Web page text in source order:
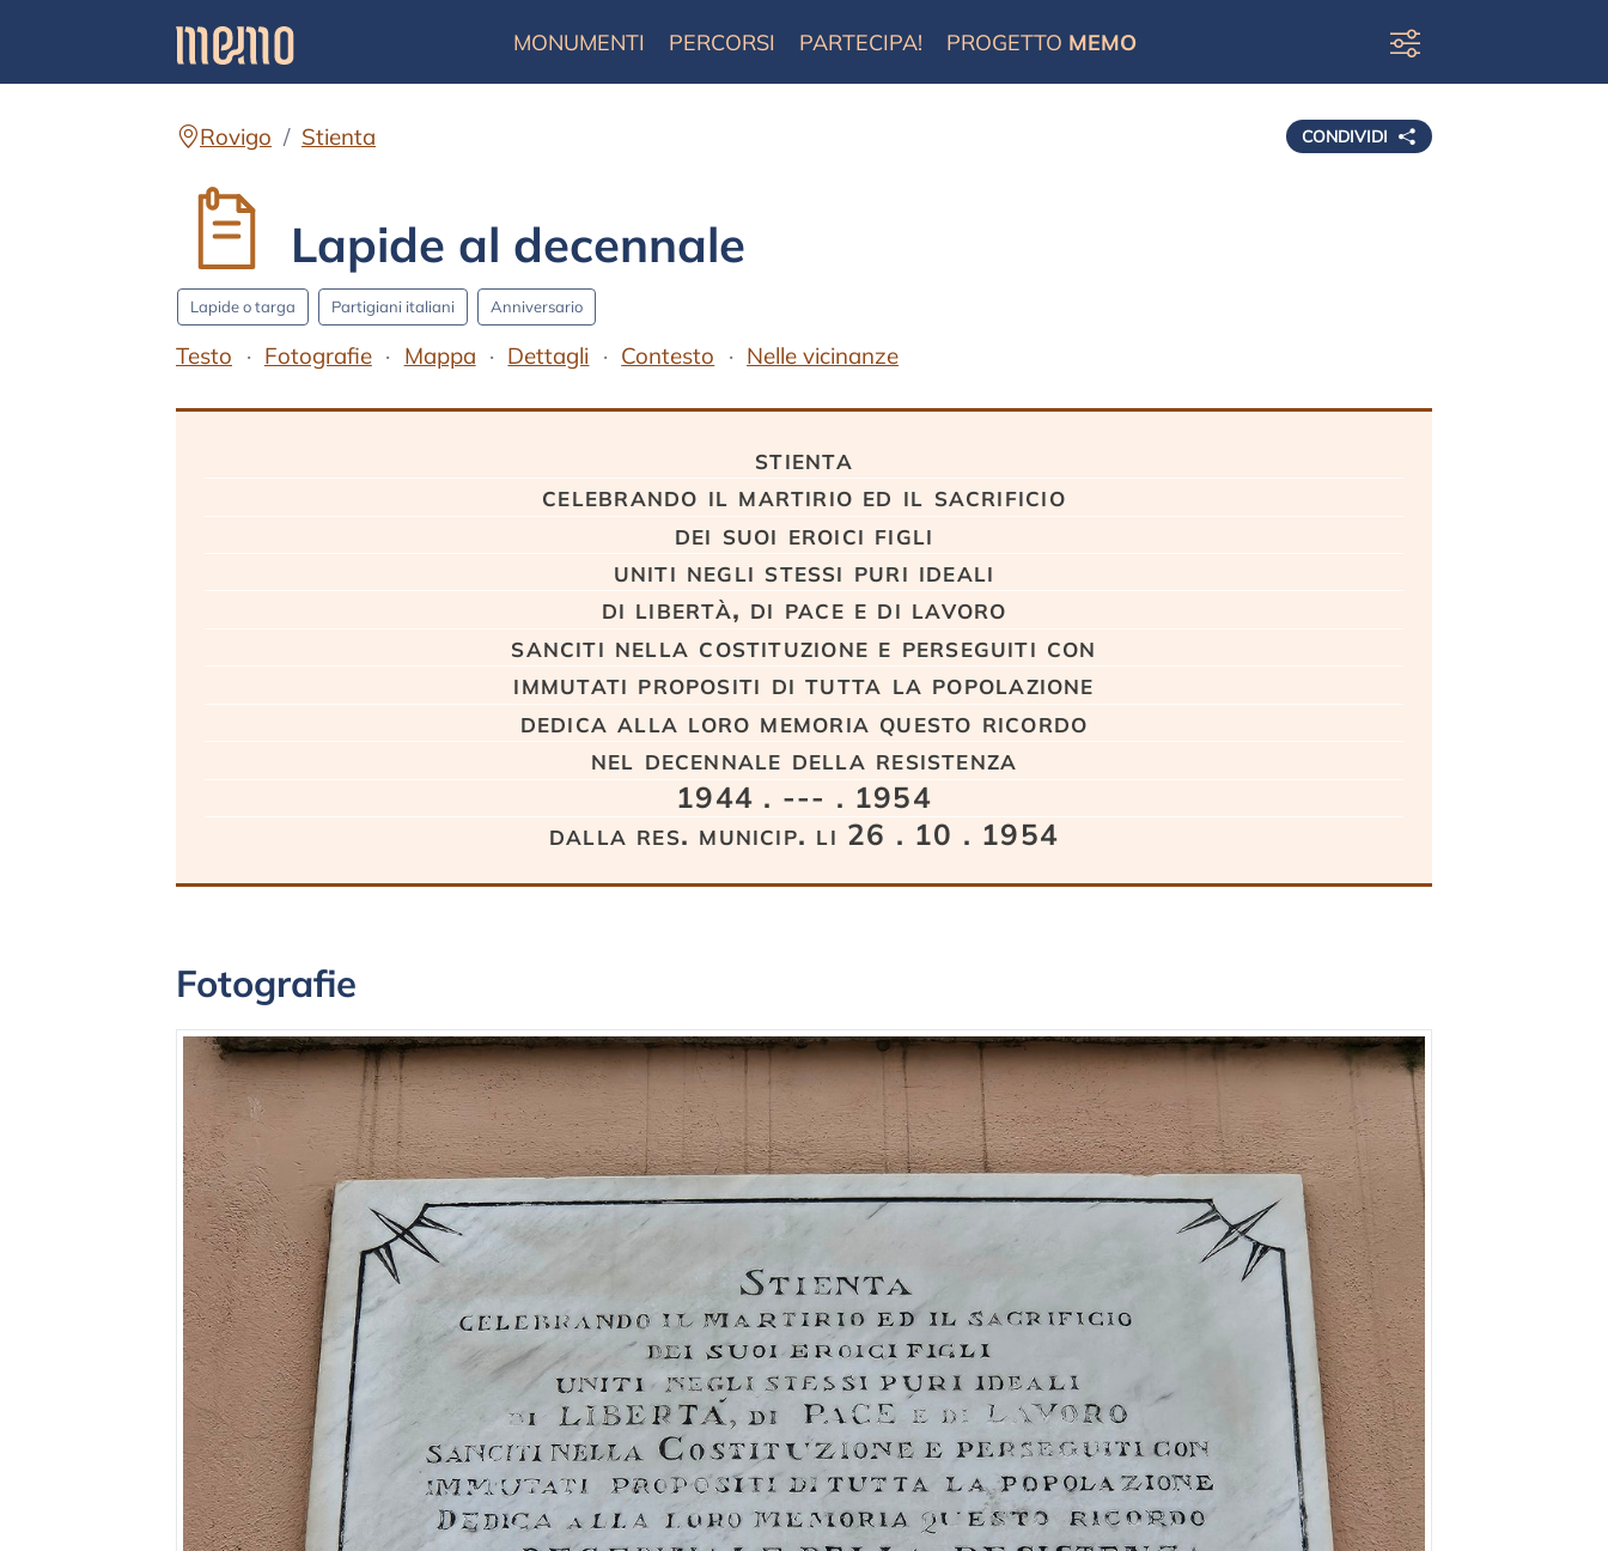
MONUMENTI PERCORSI PARTECIPA! PROGETTO MEMO
CONDIVIDI
Rovigo Stienta
Lapide al decennale
Lapide o targa Partigiani italiani Anniversario
Testo Fotografie Mappa Dettagli Contesto Nelle vicinanze
stienta
celebrando il martirio ed il sacrificio
dei suoi eroici figli
uniti negli stessi puri ideali
di libertà, di pace e di lavoro
sanciti nella costituzione e perseguiti con
immutati propositi di tutta la popolazione
dedica alla loro memoria questo ricordo
nel decennale della resistenza
1944 . --- . 1954
dalla res. municip. li 26 . 10 . 1954
Fotografie